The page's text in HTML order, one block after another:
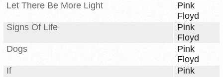
Let There Be More Light
Pink
Floyd
Signs Of Life
Pink
Floyd
Dogs
Pink
Floyd
If
Pink